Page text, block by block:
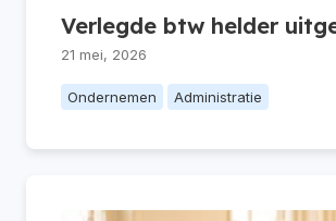
Verlegde btw helder
21 mei, 2026
Ondernemen Administratie